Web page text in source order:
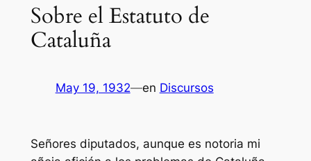
Sobre el Estatuto de
Cataluña
May 19, 1932—en Discursos
Señores diputados, aunque es notoria mi